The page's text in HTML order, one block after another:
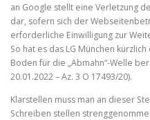
an Google stellt eine Verletzung
dar, sofern sich der
erforderliche Einwilligung zur
So hat es das LG München
Boden für die „Abmahn“-Welle
20.01.2022 – Az. 3 O 17493/20).
Klarstellen muss man an dieser
Schreiben stellen